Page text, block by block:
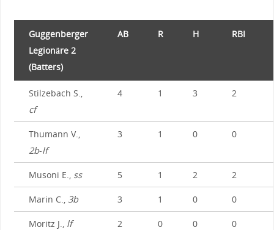
Guggenberger
Legionäre 2
(Batters)
AB R H RBI
Stilzebach S.,
cf
4 1 3 2
Thumann V.,
2b-lf
3 1 0 0
Musoni E., ss 5 1 2 2
Marin C., 3b 3 1 0 0
Moritz J., lf 2 0 0 0